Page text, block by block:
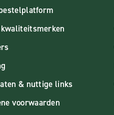
& nuttige links
voorwaarden